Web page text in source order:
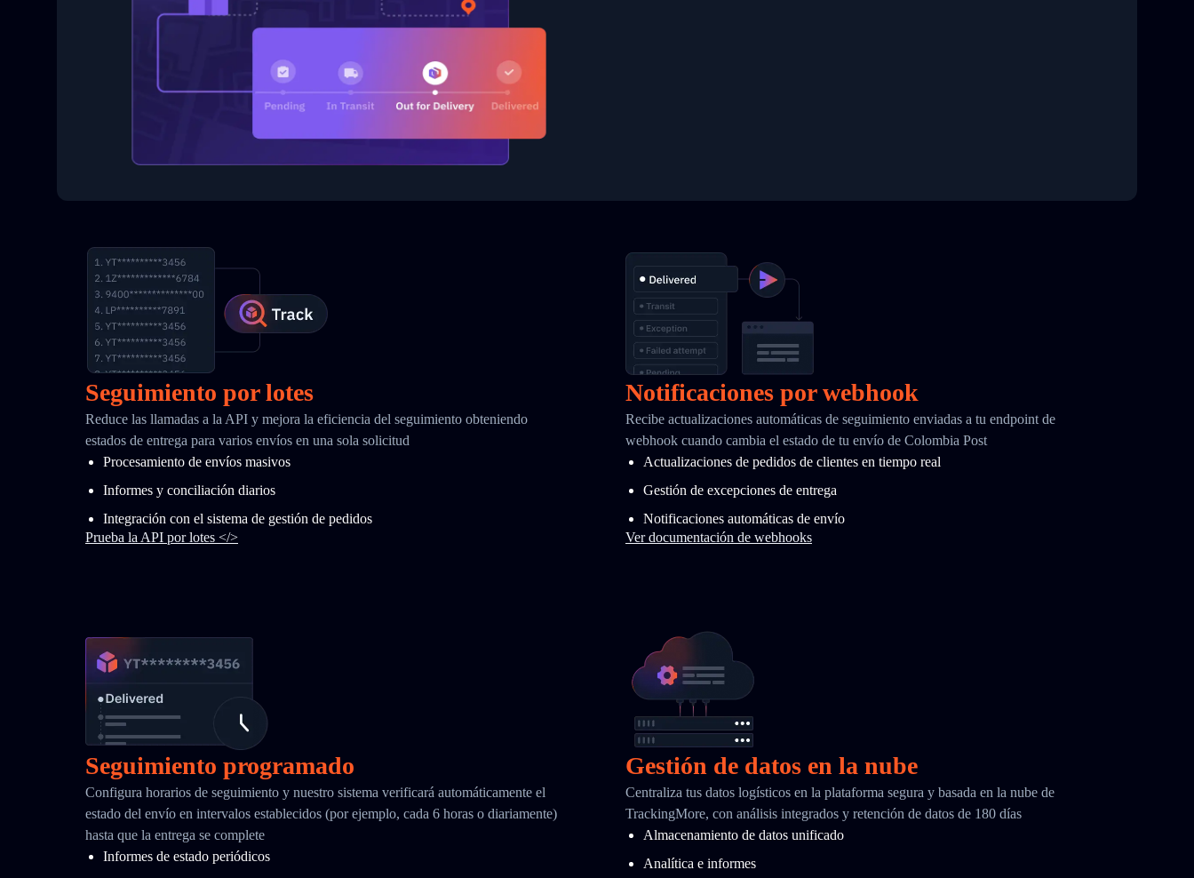
Seguimiento por lotes
Reduce las llamadas a la API y mejora la eficiencia del seguimiento obteniendo
estados de entrega para varios envíos en una sola solicitud
Procesamiento de envíos masivos
Informes y conciliación diarios
Integración con el sistema de gestión de pedidos
Prueba la API por lotes </>
Notificaciones por webhook
Recibe actualizaciones automáticas de seguimiento enviadas a tu endpoint de
webhook cuando cambia el estado de tu envío de Colombia Post
Actualizaciones de pedidos de clientes en tiempo real
Gestión de excepciones de entrega
Notificaciones automáticas de envío
Ver documentación de webhooks
Seguimiento programado
Configura horarios de seguimiento y nuestro sistema verificará automáticamente el
estado del envío en intervalos establecidos (por ejemplo, cada 6 horas o diariamente)
hasta que la entrega se complete
Informes de estado periódicos
Gestión de datos en la nube
Centraliza tus datos logísticos en la plataforma segura y basada en la nube de
TrackingMore, con análisis integrados y retención de datos de 180 días
Almacenamiento de datos unificado
Analítica e informes